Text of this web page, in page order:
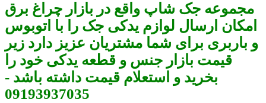
مجموعه جک شاپ واقع در بازار چراغ برق
امکان ارسال لوازم یدکی جک را با اتوبوس
و باربری برای شما مشتریان عزیز دارد زیر
قیمت بازار جنس و قطعه یدکی خود را
بخرید و استعلام قیمت داشته باشد -
09193937035